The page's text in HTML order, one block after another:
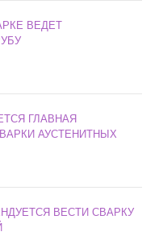
ВЕДЕТ
ГЛАВНАЯ
АУСТЕНИТНЫХ
ВЕСТИ СВАРКУ